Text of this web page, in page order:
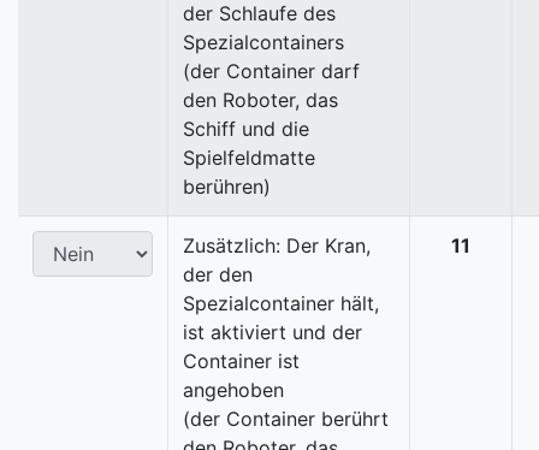
der Schlaufe des
Spezialcontainers
(der Container darf
den Roboter, das
Schiff und die
Spielfeldmatte
berühren)
Zusätzlich: Der Kran,
der den
Spezialcontainer hält,
ist aktiviert und der
Container ist
angehoben
(der Container berührt
11